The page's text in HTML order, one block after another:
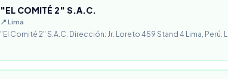
"EL COMITÉ 2" S.A.C.
📍 Lima
"El Comité 2" S.A.C. Dirección: Jr. Loreto 459 Stand 4 Lima, Perú.